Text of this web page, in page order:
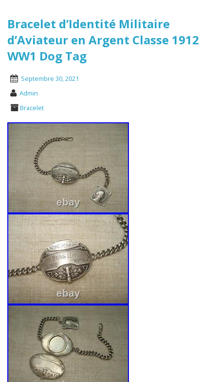
Bracelet d’Identité Militaire
d’Aviateur en Argent Classe 1912
WW1 Dog Tag
Septembre 30, 2021
Admin
Bracelet